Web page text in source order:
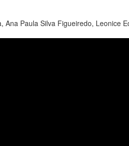
Paula Silva Figueiredo, Leonice